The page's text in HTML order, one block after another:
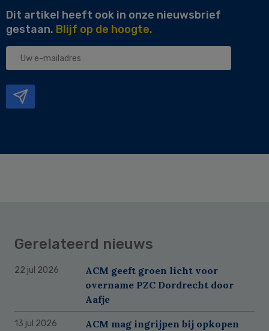
Dit artikel heeft ook in onze nieuwsbrief
gestaan. Blijf op de hoogte.
Uw
Gerelateerd nieuws
22 jul 2026
ACM geeft groen licht voor
overname PZC Dordrecht door
Aafje
13 jul 2026
ACM mag ingrijpen bij opkopen